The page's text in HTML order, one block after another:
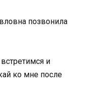
позвонила
и
ко мне после